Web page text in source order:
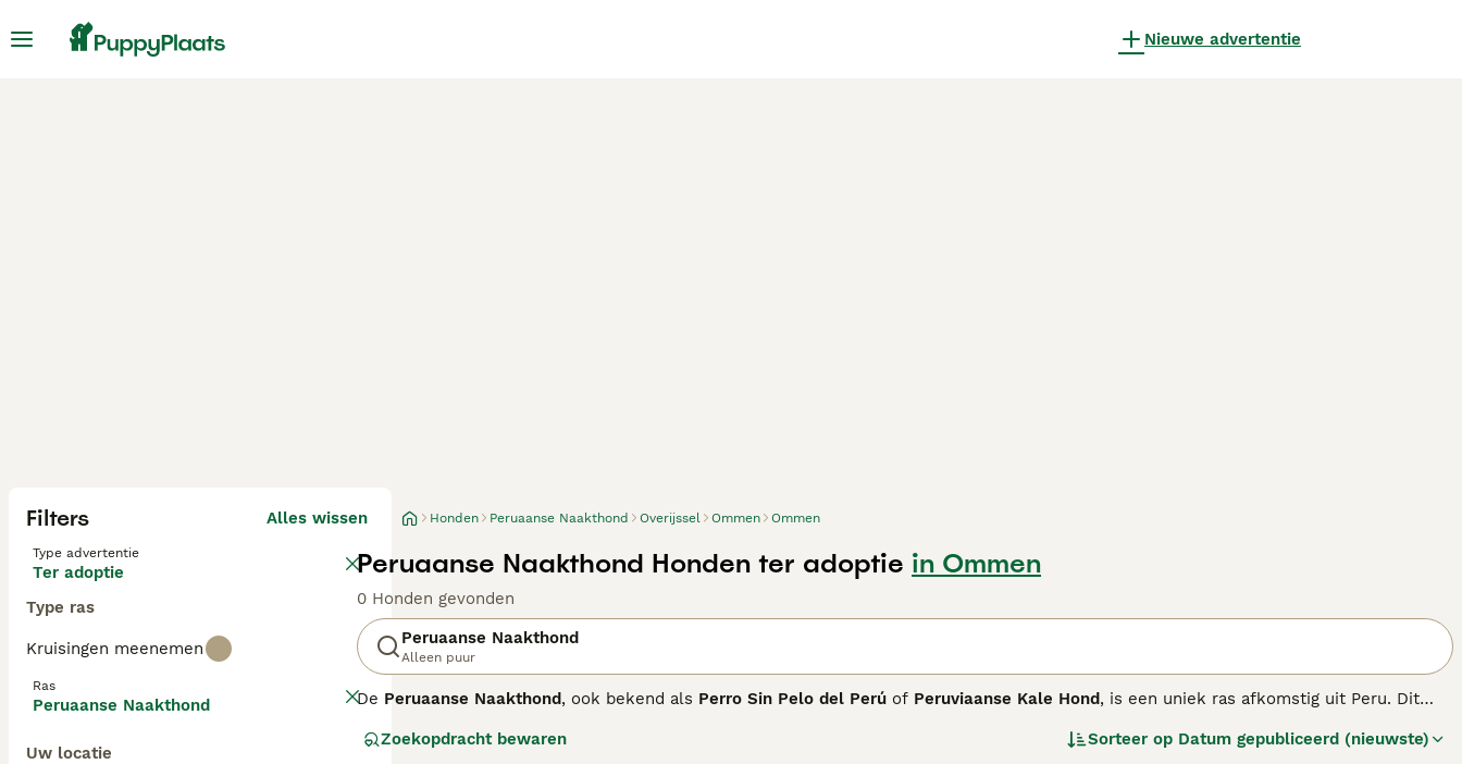
Nieuwe advertentie
Filters Alles wissen
Type advertentie
Ter adoptie
Type ras
Kruisingen meenemen
Ras
Peruaanse Naakthond
Uw locatie
Honden Peruaanse Naakthond Overijssel Ommen Ommen
Peruaanse Naakthond Honden ter adoptie in Ommen
0 Honden gevonden
Peruaanse Naakthond
Alleen puur
De Peruaanse Naakthond, ook bekend als Perro Sin Pelo del Perú of Peruviaanse Kale Hond, is een uniek ras afkomstig uit Peru. Dit
koperkleurig. De meeste exemplaren zijn vachtloos, wat hen kwetsbaar maakt voor zonnebrand en kou. Daarom is het belangrijk om hun
Zoekopdracht bewaren Sorteer op Datum gepubliceerd (nieuwste)